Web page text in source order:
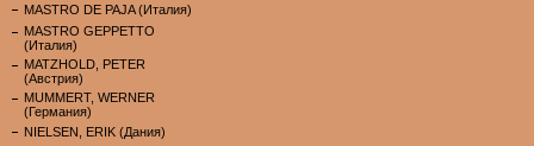
MASTRO DE PAJA (Италия)
MASTRO GEPPETTO
(Италия)
MATZHOLD, PETER
(Австрия)
MUMMERT, WERNER
(Германия)
NIELSEN, ERIK (Дания)